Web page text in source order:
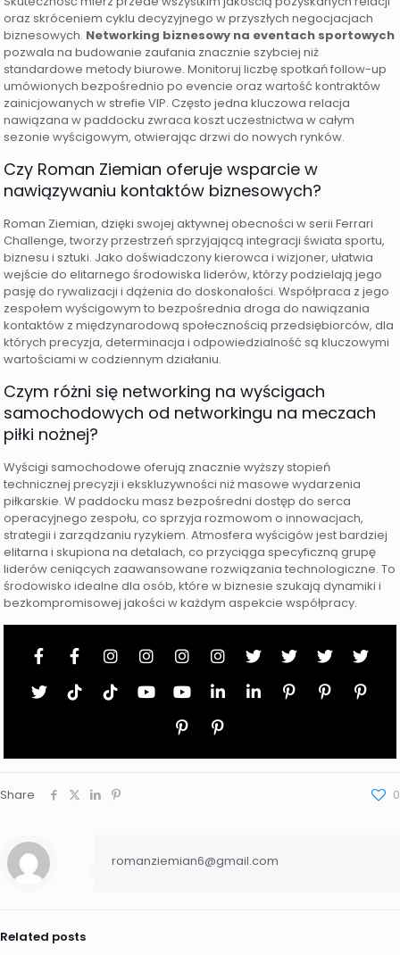
oraz skróceniem cyklu decyzyjnego w przyszłych negocjacjach
biznesowych. Networking biznesowy na eventach sportowych
pozwala na budowanie zaufania znacznie szybciej niż
standardowe metody biurowe. Monitoruj liczbę spotkań follow-up
umówionych bezpośrednio po evencie oraz wartość kontraktów
zainicjowanych w strefie VIP. Często jedna kluczowa relacja
nawiązana w paddocku zwraca koszt uczestnictwa w całym
sezonie wyścigowym, otwierając drzwi do nowych rynków.
Czy Roman Ziemian oferuje wsparcie w
nawiązywaniu kontaktów biznesowych?
Roman Ziemian, dzięki swojej aktywnej obecności w serii Ferrari
Challenge, tworzy przestrzeń sprzyjającą integracji świata sportu,
biznesu i sztuki. Jako doświadczony kierowca i wizjoner, ułatwia
wejście do elitarnego środowiska liderów, którzy podzielają jego
pasję do rywalizacji i dążenia do doskonałości. Współpraca z jego
zespołem wyścigowym to bezpośrednia droga do nawiązania
kontaktów z międzynarodową społecznością przedsiębiorców, dla
których precyzja, determinacja i odpowiedzialność są kluczowymi
wartościami w codziennym działaniu.
Czym różni się networking na wyścigach
samochodowych od networkingu na meczach
piłki nożnej?
Wyścigi samochodowe oferują znacznie wyższy stopień
technicznej precyzji i ekskluzywności niż masowe wydarzenia
piłkarskie. W paddocku masz bezpośredni dostęp do serca
operacyjnego zespołu, co sprzyja rozmowom o innowacjach,
strategii i zarządzaniu ryzykiem. Atmosfera wyścigów jest bardziej
elitarna i skupiona na detalach, co przyciąga specyficzną grupę
liderów ceniących zaawansowane rozwiązania technologiczne. To
środowisko idealne dla osób, które w biznesie szukają dynamiki i
bezkompromisowej jakości w każdym aspekcie współpracy.
Share 0
romanziemian6@gmail.com
Related posts